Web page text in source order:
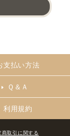
支払い方法
Ｑ＆Ａ
利用規約
商取引に関する